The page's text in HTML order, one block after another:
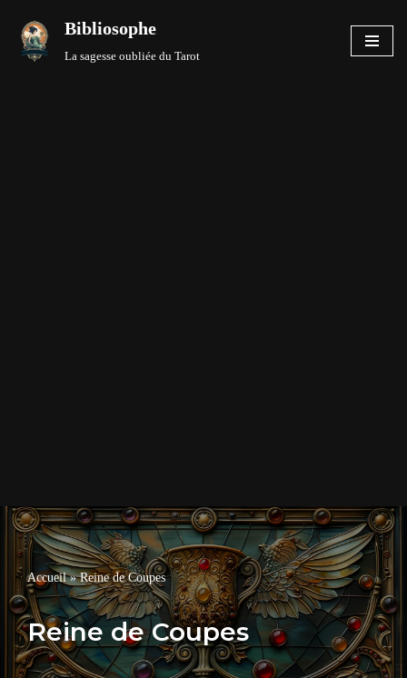
Aller
Bibliosophe
La sagesse oubliée du Tarot
Accueil»Reine de Coupes
Reine de Coupes